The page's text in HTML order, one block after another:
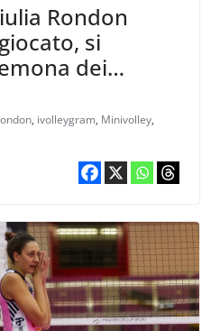
Rondon
si
dei
, ivolleygram, Minivolley,